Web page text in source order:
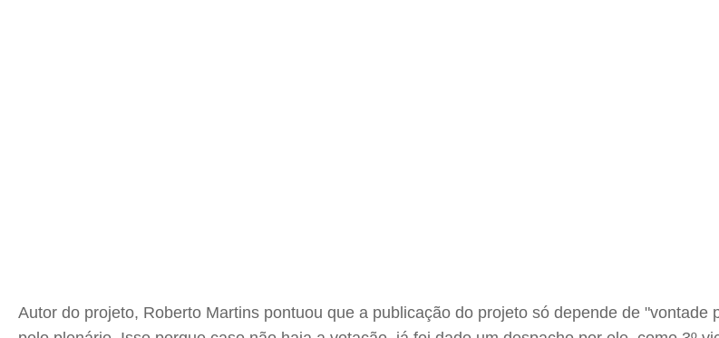
Autor do projeto, Roberto Martins pontuou que a publicação do projeto só depende de